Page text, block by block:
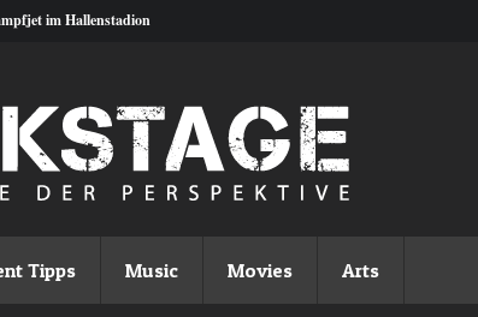
unsterblich sein»
Tipps Music Movies Arts